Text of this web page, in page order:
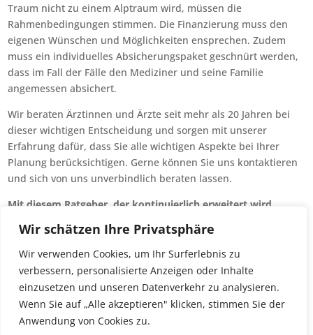
Wir schätzen Ihre Privatsphäre
Wir verwenden Cookies, um Ihr Surferlebnis zu
verbessern, personalisierte Anzeigen oder Inhalte
einzusetzen und unseren Datenverkehr zu analysieren.
Wenn Sie auf „Alle akzeptieren" klicken, stimmen Sie der
Anwendung von Cookies zu.
Traum nicht zu einem Alptraum wird, müssen die
Rahmenbedingungen stimmen. Die Finanzierung muss den
eigenen Wünschen und Möglichkeiten ensprechen. Zudem
muss ein individuelles Absicherungspaket geschnürt werden,
dass im Fall der Fälle den Mediziner und seine Familie
angemessen absichert.
Wir beraten Ärztinnen und Ärzte seit mehr als 20 Jahren bei
dieser wichtigen Entscheidung und sorgen mit unserer
Erfahrung dafür, dass Sie alle wichtigen Aspekte bei Ihrer
Planung berücksichtigen. Gerne können Sie uns kontaktieren
und sich von uns unverbindlich beraten lassen.
Mit diesem Ratgeber, der kontinuierlich erweitert wird,
für Ärztinnen und Ärzte“ beantworten.
Sonderkündigungsrecht bei Baufinanzierungen
Datenschutzerklärung
Impressum
Über uns